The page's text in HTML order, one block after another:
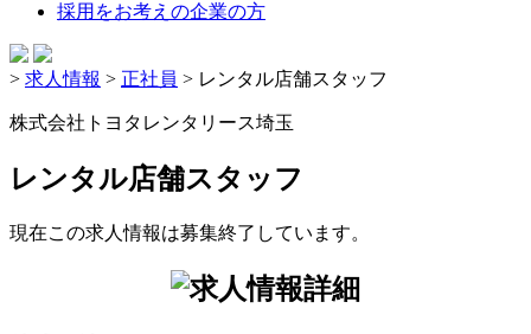
採用をお考えの企業の方
> 求人情報 > 正社員 > レンタル店舗スタッフ
株式会社トヨタレンタリース埼玉
レンタル店舗スタッフ
現在この求人情報は募集終了しています。